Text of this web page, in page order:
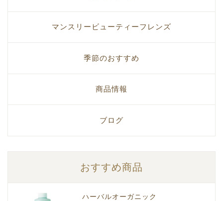
マンスリービューティーフレンズ
季節のおすすめ
商品情報
ブログ
おすすめ商品
ハーバルオーガニック